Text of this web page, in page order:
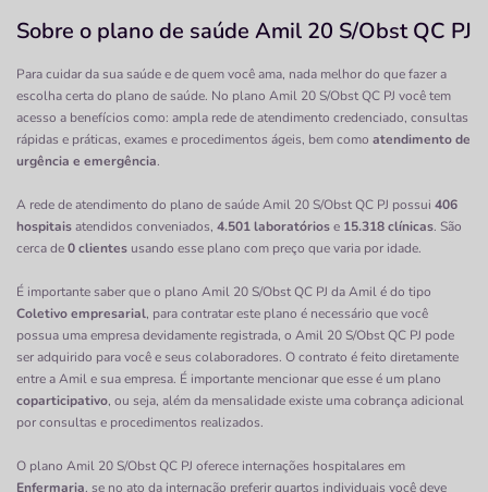
Sobre o plano de saúde Amil 20 S/Obst QC PJ
Para cuidar da sua saúde e de quem você ama, nada melhor do que fazer a
escolha certa do plano de saúde. No plano Amil 20 S/Obst QC PJ você tem
acesso a benefícios como: ampla rede de atendimento credenciado, consultas
rápidas e práticas, exames e procedimentos ágeis, bem como atendimento de
urgência e emergência.
A rede de atendimento do plano de saúde Amil 20 S/Obst QC PJ possui 406
hospitaisatendidos conveniados, 4.501 laboratóriose 15.318 clínicas. São
cerca de0 clientes usando esse plano com preço que varia por idade.
É importante saber que o plano Amil 20 S/Obst QC PJ da Amil é do tipo
Coletivo empresarial, para contratar este plano é necessário que você
possua uma empresa devidamente registrada, o Amil 20 S/Obst QC PJ pode
ser adquirido para você e seus colaboradores. O contrato é feito diretamente
entre a Amil e sua empresa. É importante mencionar que esse é um plano
coparticipativo, ou seja, além da mensalidade existe uma cobrança adicional
por consultas e procedimentos realizados.
O plano Amil 20 S/Obst QC PJ oferece internações hospitalares em
Enfermaria, se no ato da internação preferir quartos individuais você deve